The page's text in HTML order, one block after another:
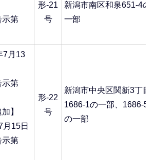
示第
形-21
号
新潟市南区和泉651-4の
一部
7月13
示第
】
月15日
示第
形-22
号
新潟市中央区関新3丁目
1686-1の一部、1686-5
の一部